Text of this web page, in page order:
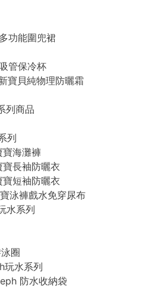
功能圍兜裙
管保冷杯
寶貝純物理防曬霜
列商品
列
海灘褲
長袖防曬衣
短袖防曬衣
泳褲戲水免穿尿布
水系列
圈
玩水系列
防水收納袋